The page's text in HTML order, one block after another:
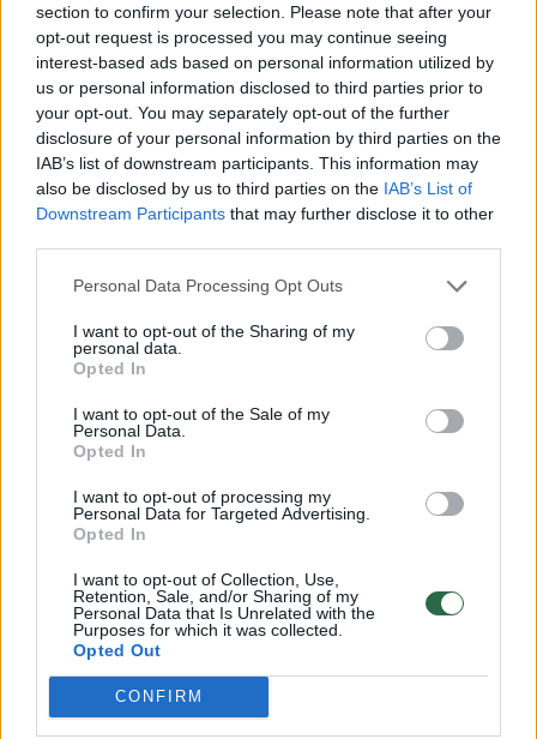
section to confirm your selection. Please note that after your
opt-out request is processed you may continue seeing
interest-based ads based on personal information utilized by
us or personal information disclosed to third parties prior to
your opt-out. You may separately opt-out of the further
disclosure of your personal information by third parties on the
IAB’s list of downstream participants. This information may
also be disclosed by us to third parties on the IAB’s List of
Downstream Participants that may further disclose it to other
Personal Data Processing Opt Outs
I want to opt-out of the Sharing of my
personal data.
Opted In
I want to opt-out of the Sale of my
Personal Data.
Opted In
I want to opt-out of processing my
Personal Data for Targeted Advertising.
Opted In
I want to opt-out of Collection, Use,
Retention, Sale, and/or Sharing of my
Personal Data that Is Unrelated with the
Purposes for which it was collected.
Opted Out
CONFIRM
„Sodas ir daržas“ – ar Nojus įveikė bičių
baimę? Pirmasis išbandymas dr. Algirdo
Amšiejaus bityne
Pirmiausia į laistytuvą su vandeniu įpilama
šiek tiek paprasto maistinio aliejaus ir
mišinys gerai išmaišomas.
Tuomet darže reikia surasti kurklių urvelius.
Juos galima atpažinti iš dirvos paviršiuje
matomų gana gilių skylučių. Į jas ir pilamas